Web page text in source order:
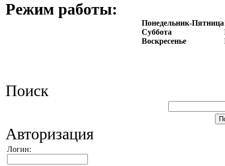
Режим работы:
Понедельник-Пятница
Суббота
Воскресенье
Поиск
Авторизация
Логин: